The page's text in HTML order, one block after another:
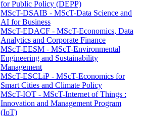
for Public Policy (DEPP)
MScT-DSAIB - MScT-Data Science and
AI for Business
MScT-EDACF - MScT-Economics, Data
Analytics and Corporate Finance
MScT-EESM - MScT-Environmental
Engineering and Sustainability
Management
MScT-ESCLiP - MScT-Economics for
Smart Cities and Climate Policy
MScT-IOT - MScT-Internet of Things :
Innovation and Management Program
(IoT)